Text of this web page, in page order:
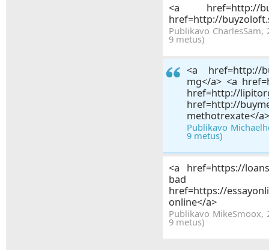
<a href=http://
href=http://
Publikavo CharlesSam,
9 metus)
<a href=http://
mg</a> <a
href=http://
href=http://
methotrexate</a>
Publikavo
9 metus)
<a href=https://
bad
href=https://
online</a>
Publikavo MikeSmoox,
9 metus)